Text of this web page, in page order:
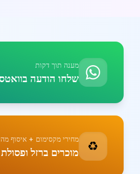
מענה תוך דקות
שלחו הודעה
♻️ מחירי מקסימום + איסוף
מוכרים ברזל